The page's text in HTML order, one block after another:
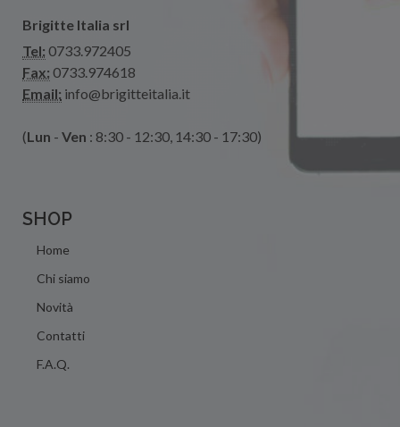
Brigitte Italia srl
Tel: 0733.972405
Fax: 0733.974618
Email: info@brigitteitalia.it
(Lun - Ven : 8:30 - 12:30, 14:30 - 17:30)
SHOP
Home
Chi siamo
Novità
Contatti
F.A.Q.